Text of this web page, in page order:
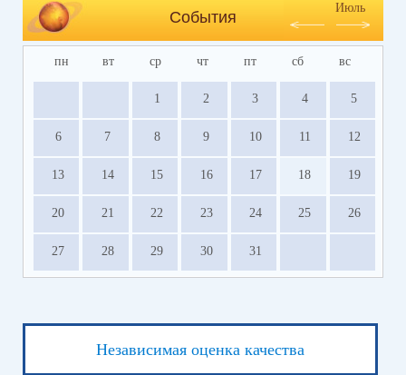
События
Июль
пн вт ср чт пт сб вс
1 2 3 4 5
6 7 8 9 10 11 12
13 14 15 16 17 18 19
20 21 22 23 24 25 26
27 28 29 30 31
Независимая оценка качества